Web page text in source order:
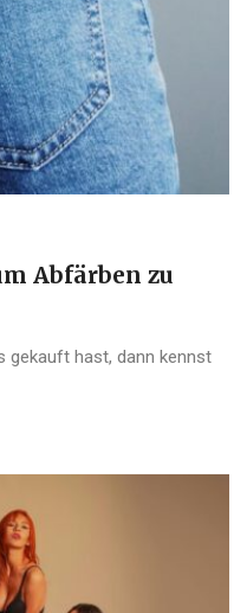
Abfärben zu
gekauft hast, dann kennst